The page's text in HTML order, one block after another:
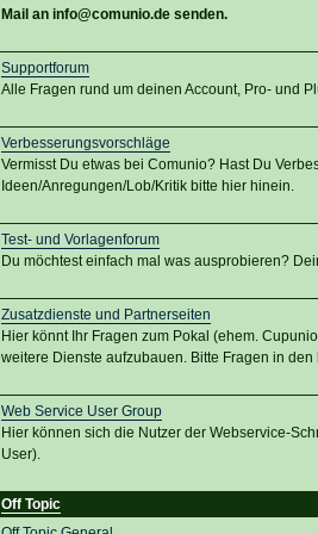
Mail an info@comunio.de senden.
Supportforum
Alle Fragen rund um deinen Account, Pro- und
Verbesserungsvorschläge
Vermisst Du etwas bei Comunio? Hast Du
Ideen/Anregungen/Lob/Kritik bitte hier hinein.
Test- und Vorlagenforum
Du möchtest einfach mal was ausprobieren?
Zusatzdienste und Partnerseiten
Hier könnt Ihr Fragen zum Pokal (ehem.
weitere Dienste aufzubauen. Bitte Fragen in
Web Service User Group
Hier können sich die Nutzer der Webservice-
User).
Off Topic